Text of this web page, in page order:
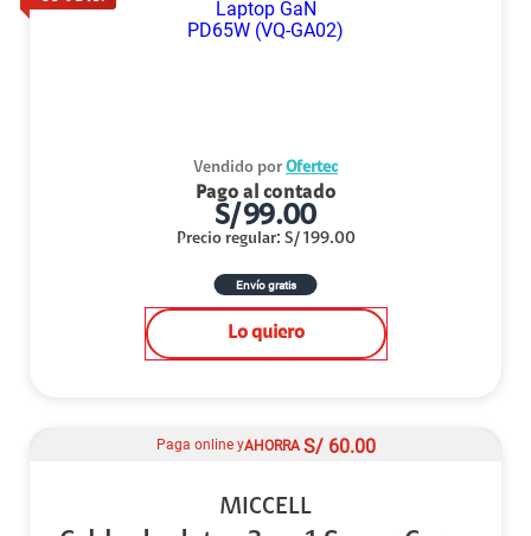
Vendido por Ofertec
Pago al contado
S/99.00
Precio regular: S/ 199.00
Envío gratis
Lo quiero
Paga online yAHORRA S/ 60.00
MICCELL